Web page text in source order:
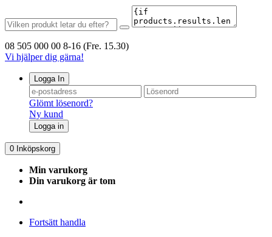
08 505 000 00 8-16 (Fre. 15.30)
Vi hjälper dig gärna!
Logga In
Glömt lösenord?
Ny kund
Logga in
0 Inköpskorg
Min varukorg
Din varukorg är tom
Fortsätt handla